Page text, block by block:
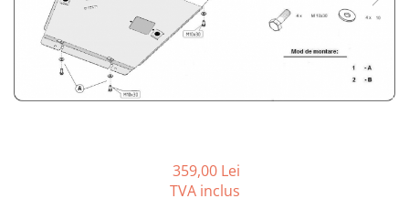
Carlige Dodge
Carlige Dongfeng
Carlige DR
Carlige DS
Covorase auto Kia
Covorase auto Land Rover
Covorase auto Lexus
Covorase auto Mazda
Scut motor EVO
Scut motor Fiat
Scut motor Ford
Scut motor Honda
359,00 Lei
TVA inclus